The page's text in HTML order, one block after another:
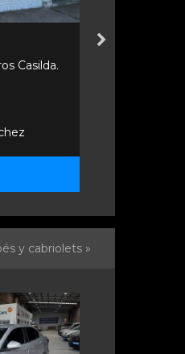
Casilda.
y cabriolets »